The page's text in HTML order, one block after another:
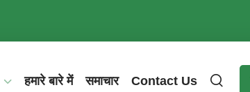
हमारे बारे में समाचार Contact Us